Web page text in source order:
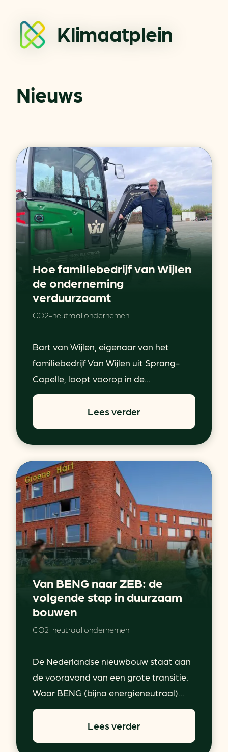
Klimaatplein
Nieuws
Hoe familiebedrijf van Wijlen
de onderneming
verduurzaamt
CO2-neutraal ondernemen
Bart van Wijlen, eigenaar van het
familiebedrijf Van Wijlen uit Sprang-
Capelle, loopt voorop in de...
Lees verder
Van BENG naar ZEB: de
volgende stap in duurzaam
bouwen
CO2-neutraal ondernemen
De Nederlandse nieuwbouw staat aan
de vooravond van een grote transitie.
Waar BENG (bijna energieneutraal)...
Lees verder